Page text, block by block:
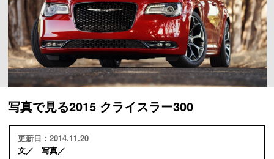
写真で見る2015 クライスラー300
更新日：2014.11.20
文／ 写真／